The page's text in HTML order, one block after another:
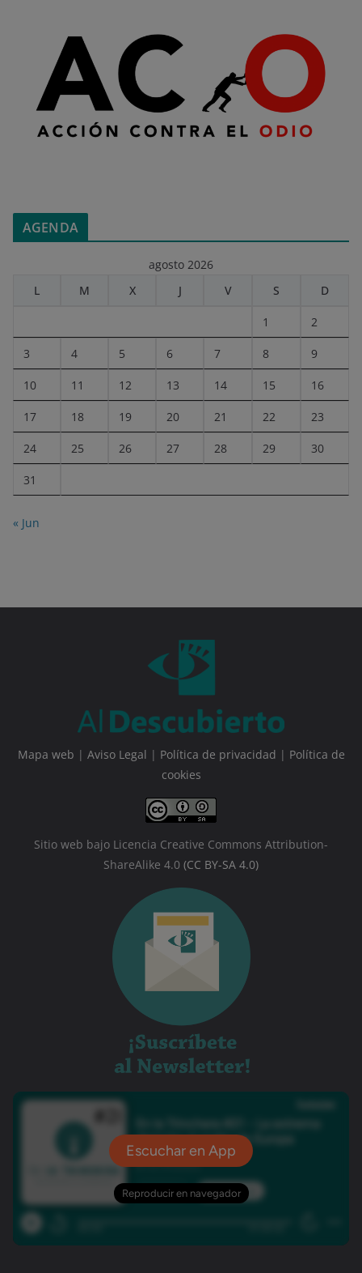
AGENDA
agosto 2026
L
M X J V S D
1 2
3 4 5 6 7 8 9
10 11 12 13 14 15 16
17 18 19 20 21 22 23
24 25 26 27 28 29 30
31
« Jun
Mapa web | Aviso Legal | Política de privacidad | Política de
cookies
Sitio web bajo Licencia Creative Commons Attribution-
ShareAlike 4.0 (CC BY-SA 4.0)